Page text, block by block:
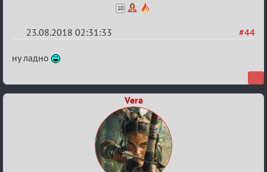
10
#44
23.08.2018 02:31:33
Re:
"Hot
ну ладно
Vera